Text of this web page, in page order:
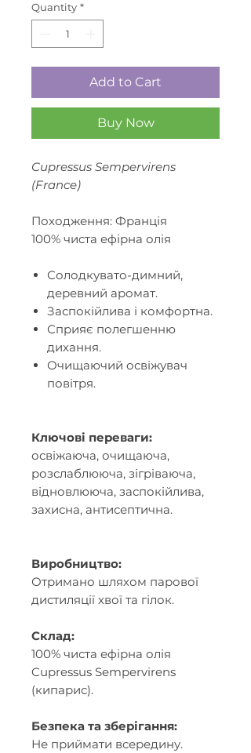
Quantity *
Add to Cart
Buy Now
Cupressus Sempervirens
(France)
Походження: Франція
100% чиста ефірна олія
Солодкувато-димний,
деревний аромат.
Заспокійлива і комфортна.
Сприяє полегшенню
дихання.
Очищаючий освіжувач
повітря.
Ключові переваги:
освіжаюча, очищаюча,
розслаблююча, зігріваюча,
відновлююча, заспокійлива,
захисна, антисептична.
Виробництво:
Отримано шляхом парової
дистиляції хвої та гілок.
Склад:
100% чиста ефірна олія
Cupressus Sempervirens
(кипарис).
Безпека та зберігання:
Не приймати всередину.